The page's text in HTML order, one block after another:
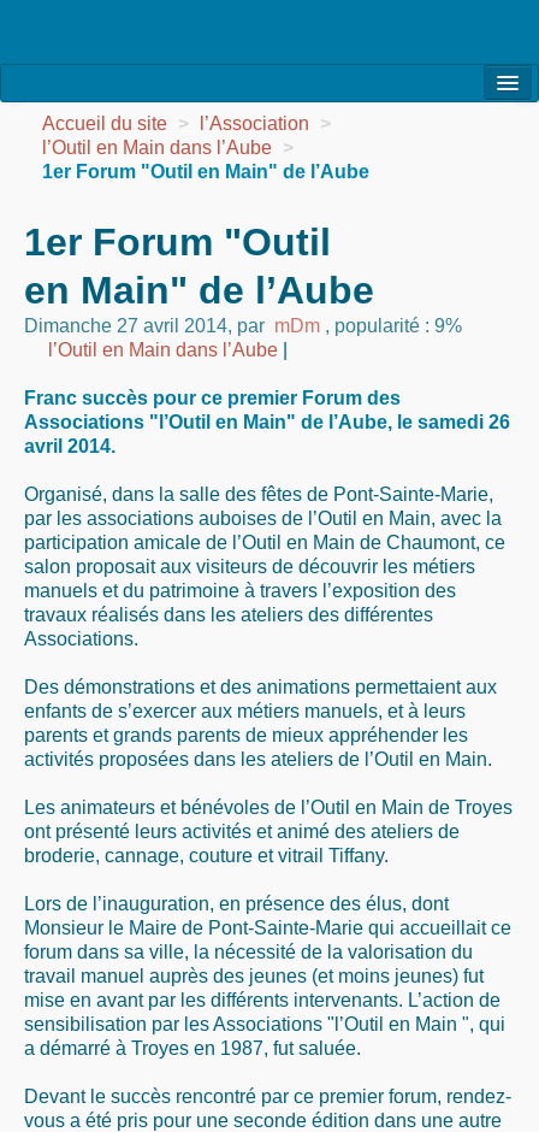
l’Association
la Vie de l’Association
les Réalisations
Agenda
Contact
Accueil du site > l’Association
>
l’Outil en Main dans l’Aube >
1er Forum "Outil en Main" de l’Aube
1er Forum "Outil
en Main" de l’Aube
Dimanche 27 avril 2014, par mDm , popularité : 9%
l’Outil en Main dans l’Aube
Franc succès pour ce premier Forum des
Associations "l’Outil en Main" de l’Aube, le samedi 26
avril 2014.
Organisé, dans la salle des fêtes de Pont-Sainte-Marie,
par les associations auboises de l’Outil en Main, avec la
participation amicale de l’Outil en Main de Chaumont, ce
salon proposait aux visiteurs de découvrir les métiers
manuels et du patrimoine à travers l’exposition des
travaux réalisés dans les ateliers des différentes
Associations.
Des démonstrations et des animations permettaient aux
enfants de s’exercer aux métiers manuels, et à leurs
parents et grands parents de mieux appréhender les
activités proposées dans les ateliers de l’Outil en Main.
Les animateurs et bénévoles de l’Outil en Main de Troyes
ont présenté leurs activités et animé des ateliers de
broderie, cannage, couture et vitrail Tiffany.
Lors de l’inauguration, en présence des élus, dont
Monsieur le Maire de Pont-Sainte-Marie qui accueillait ce
forum dans sa ville, la nécessité de la valorisation du
travail manuel auprès des jeunes (et moins jeunes) fut
mise en avant par les différents intervenants. L’action de
sensibilisation par les Associations "l’Outil en Main ", qui
a démarré à Troyes en 1987, fut saluée.
Devant le succès rencontré par ce premier forum, rendez-
vous a été pris pour une seconde édition dans une autre